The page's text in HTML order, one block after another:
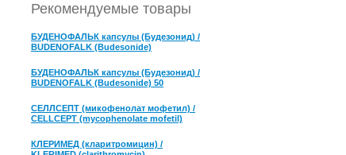
Рекомендуемые товары
БУДЕНОФАЛЬК капсулы (Будезонид) /
BUDENOFALK (Budesonide)
БУДЕНОФАЛЬК капсулы (Будезонид) /
BUDENOFALK (Budesonide) 50
СЕЛЛСЕПТ (микофенолат мофетил) /
CELLCEPT (mycophenolate mofetil)
КЛЕРИМЕД (кларитромицин) /